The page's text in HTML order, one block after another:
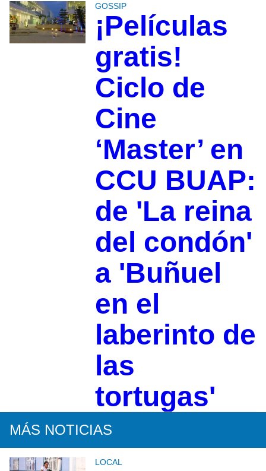
GOSSIP
¡Películas
gratis!
Ciclo de
Cine
‘Master’ en
CCU BUAP:
de 'La reina
del condón'
a 'Buñuel
en el
laberinto de
las
tortugas'
MÁS NOTICIAS
LOCAL